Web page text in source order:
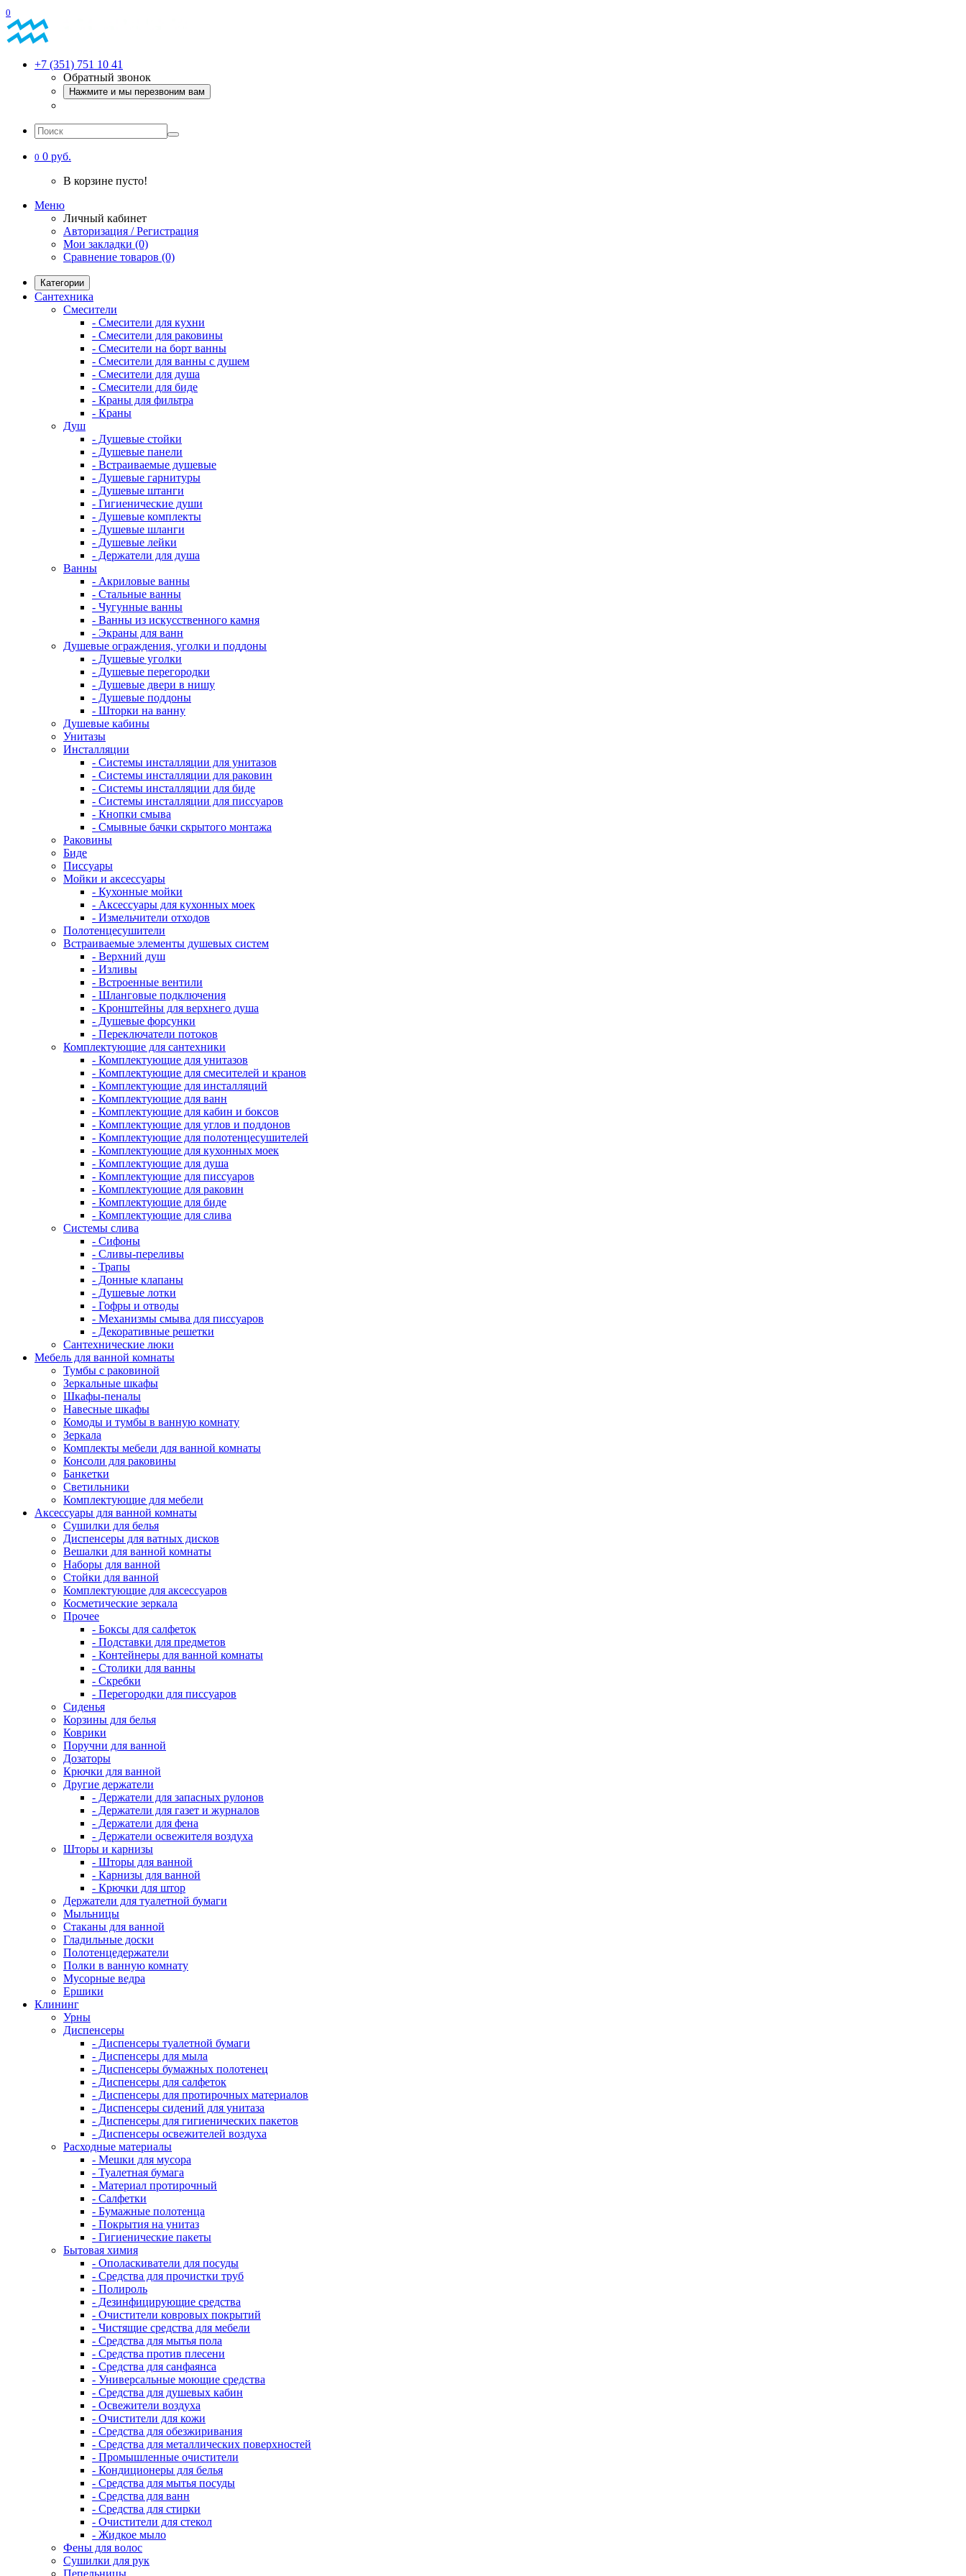
0
+7 (351) 751 10 41
Обратный звонок
Нажмите и мы перезвоним вам
0 0 руб.
В корзине пусто!
Меню
Личный кабинет
Авторизация / Регистрация
Мои закладки (0)
Сравнение товаров (0)
Категории
Сантехника
Смесители
- Смесители для кухни
- Смесители для раковины
- Смесители на борт ванны
- Смесители для ванны с душем
- Смесители для душа
- Смесители для биде
- Краны для фильтра
- Краны
Душ
- Душевые стойки
- Душевые панели
- Встраиваемые душевые
- Душевые гарнитуры
- Душевые штанги
- Гигиенические души
- Душевые комплекты
- Душевые шланги
- Душевые лейки
- Держатели для душа
Ванны
- Акриловые ванны
- Стальные ванны
- Чугунные ванны
- Ванны из искусственного камня
- Экраны для ванн
Душевые ограждения, уголки и поддоны
- Душевые уголки
- Душевые перегородки
- Душевые двери в нишу
- Душевые поддоны
- Шторки на ванну
Душевые кабины
Унитазы
Инсталляции
- Системы инсталляции для унитазов
- Системы инсталляции для раковин
- Системы инсталляции для биде
- Системы инсталляции для писсуаров
- Кнопки смыва
- Смывные бачки скрытого монтажа
Раковины
Биде
Писсуары
Мойки и аксессуары
- Кухонные мойки
- Аксессуары для кухонных моек
- Измельчители отходов
Полотенцесушители
Встраиваемые элементы душевых систем
- Верхний душ
- Изливы
- Встроенные вентили
- Шланговые подключения
- Кронштейны для верхнего душа
- Душевые форсунки
- Переключатели потоков
Комплектующие для сантехники
- Комплектующие для унитазов
- Комплектующие для смесителей и кранов
- Комплектующие для инсталляций
- Комплектующие для ванн
- Комплектующие для кабин и боксов
- Комплектующие для углов и поддонов
- Комплектующие для полотенцесушителей
- Комплектующие для кухонных моек
- Комплектующие для душа
- Комплектующие для писсуаров
- Комплектующие для раковин
- Комплектующие для биде
- Комплектующие для слива
Системы слива
- Сифоны
- Сливы-переливы
- Трапы
- Донные клапаны
- Душевые лотки
- Гофры и отводы
- Механизмы смыва для писсуаров
- Декоративные решетки
Сантехнические люки
Мебель для ванной комнаты
Тумбы с раковиной
Зеркальные шкафы
Шкафы-пеналы
Навесные шкафы
Комоды и тумбы в ванную комнату
Зеркала
Комплекты мебели для ванной комнаты
Консоли для раковины
Банкетки
Светильники
Комплектующие для мебели
Аксессуары для ванной комнаты
Сушилки для белья
Диспенсеры для ватных дисков
Вешалки для ванной комнаты
Наборы для ванной
Стойки для ванной
Комплектующие для аксессуаров
Косметические зеркала
Прочее
- Боксы для салфеток
- Подставки для предметов
- Контейнеры для ванной комнаты
- Столики для ванны
- Скребки
- Перегородки для писсуаров
Сиденья
Корзины для белья
Коврики
Поручни для ванной
Дозаторы
Крючки для ванной
Другие держатели
- Держатели для запасных рулонов
- Держатели для газет и журналов
- Держатели для фена
- Держатели освежителя воздуха
Шторы и карнизы
- Шторы для ванной
- Карнизы для ванной
- Крючки для штор
Держатели для туалетной бумаги
Мыльницы
Стаканы для ванной
Гладильные доски
Полотенцедержатели
Полки в ванную комнату
Мусорные ведра
Ершики
Клининг
Урны
Диспенсеры
- Диспенсеры туалетной бумаги
- Диспенсеры для мыла
- Диспенсеры бумажных полотенец
- Диспенсеры для салфеток
- Диспенсеры для протирочных материалов
- Диспенсеры сидений для унитаза
- Диспенсеры для гигиенических пакетов
- Диспенсеры освежителей воздуха
Расходные материалы
- Мешки для мусора
- Туалетная бумага
- Материал протирочный
- Салфетки
- Бумажные полотенца
- Покрытия на унитаз
- Гигиенические пакеты
Бытовая химия
- Ополаскиватели для посуды
- Средства для прочистки труб
- Полироль
- Дезинфицирующие средства
- Очистители ковровых покрытий
- Чистящие средства для мебели
- Средства для мытья пола
- Средства против плесени
- Средства для санфаянса
- Универсальные моющие средства
- Средства для душевых кабин
- Освежители воздуха
- Очистители для кожи
- Средства для обезжиривания
- Средства для металлических поверхностей
- Промышленные очистители
- Кондиционеры для белья
- Средства для мытья посуды
- Средства для ванн
- Средства для стирки
- Очистители для стекол
- Жидкое мыло
Фены для волос
Сушилки для рук
Пепельницы